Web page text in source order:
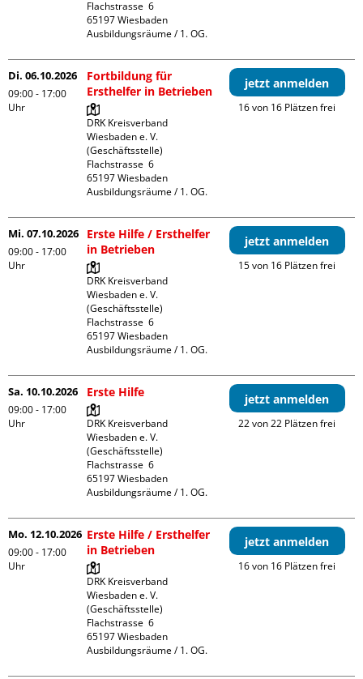
Flachstrasse  6
65197 Wiesbaden
Ausbildungsräume / 1. OG.
Di. 06.10.2026
09:00 - 17:00
Uhr
Fortbildung für
Ersthelfer in Betrieben
DRK Kreisverband
Wiesbaden e. V.
(Geschäftsstelle)
Flachstrasse  6
65197 Wiesbaden
Ausbildungsräume / 1. OG.
jetzt anmelden
16 von 16 Plätzen frei
Mi. 07.10.2026
09:00 - 17:00
Uhr
Erste Hilfe / Ersthelfer
in Betrieben
DRK Kreisverband
Wiesbaden e. V.
(Geschäftsstelle)
Flachstrasse  6
65197 Wiesbaden
Ausbildungsräume / 1. OG.
jetzt anmelden
15 von 16 Plätzen frei
Sa. 10.10.2026
09:00 - 17:00
Uhr
Erste Hilfe
DRK Kreisverband
Wiesbaden e. V.
(Geschäftsstelle)
Flachstrasse  6
65197 Wiesbaden
Ausbildungsräume / 1. OG.
jetzt anmelden
22 von 22 Plätzen frei
Mo. 12.10.2026
09:00 - 17:00
Uhr
Erste Hilfe / Ersthelfer
in Betrieben
DRK Kreisverband
Wiesbaden e. V.
(Geschäftsstelle)
Flachstrasse  6
65197 Wiesbaden
Ausbildungsräume / 1. OG.
jetzt anmelden
16 von 16 Plätzen frei